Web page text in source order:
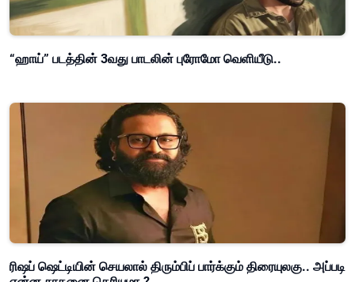
“ஹாய்” படத்தின் 3வது பாடலின் புரோமோ வெளியீடு..
ரிஷப் ஷெட்டியின் செயலால் திரும்பிப் பார்க்கும் திரையுலகு.. அப்படி